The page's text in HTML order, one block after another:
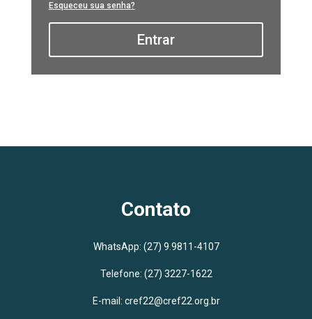
Esqueceu sua senha?
Entrar
Contato
WhatsApp: (27) 9.9811-4107
Telefone: (27) 3227-1622
E-mail: cref22@cref22.org.br